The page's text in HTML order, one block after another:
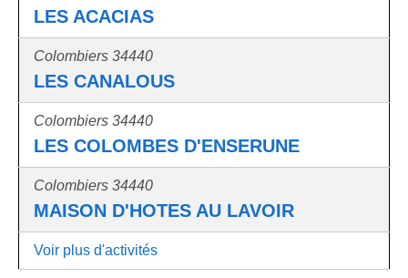
LES ACACIAS
Colombiers 34440
LES CANALOUS
Colombiers 34440
LES COLOMBES D'ENSERUNE
Colombiers 34440
MAISON D'HOTES AU LAVOIR
Voir plus d'activités